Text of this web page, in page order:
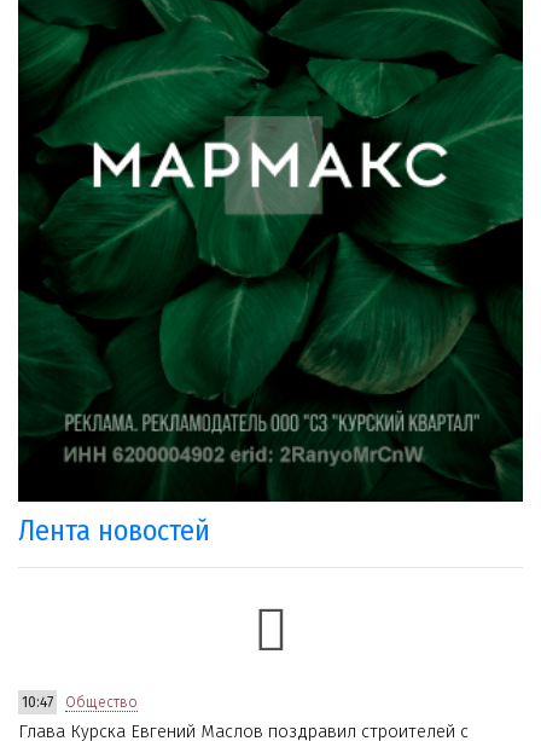
Лента новостей
10:47 Общество
Глава Курска Евгений Маслов поздравил строителей с